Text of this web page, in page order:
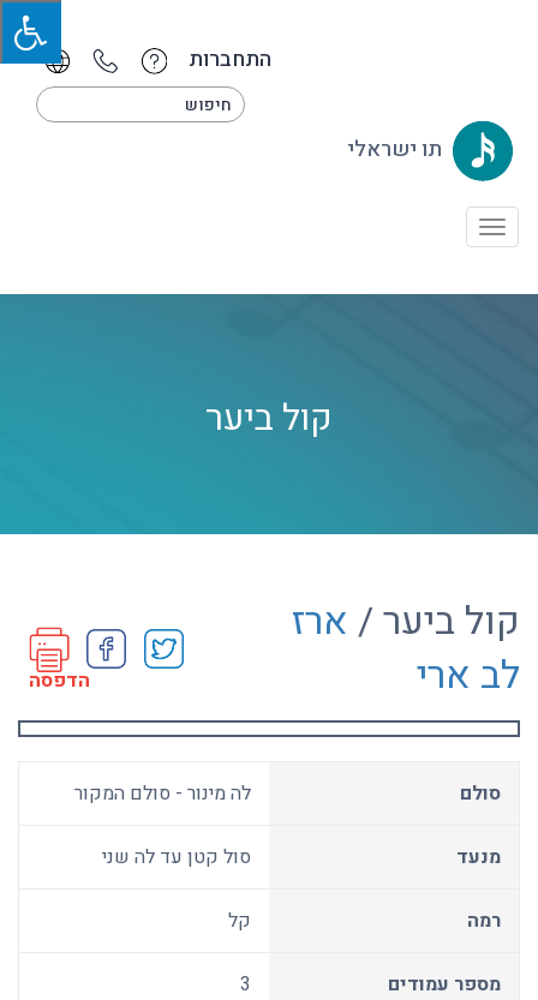
התחברות
תו ישראלי
Toggle
קול ביער
קול ביער / ארז
לב ארי
הדפסה
סולם לה מינור - סולם המקור
מנעד סול קטן עד לה שני
רמה קל
מספר עמודים 3